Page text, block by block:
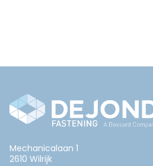
Mechanicalaan 1
2610 Wilrijk